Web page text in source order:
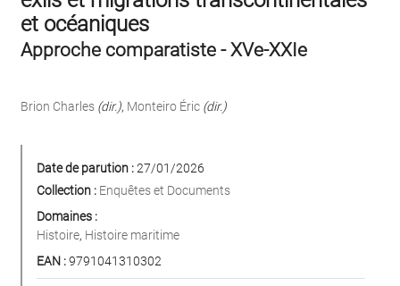
et océaniques
Approche comparatiste - XVe-XXIe
Brion Charles (dir.), Monteiro Éric (dir.)
Date de parution :27/01/2026
Collection : Enquêtes et Documents
Domaines :
Histoire, Histoire maritime
EAN :9791041310302